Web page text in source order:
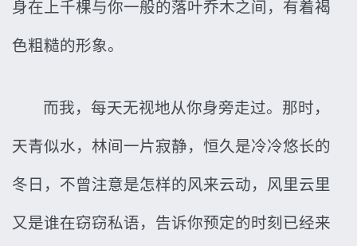
身在上千棵与你一般的落叶乔木之间，有着褐
色粗糙的形象。
而我，每天无视地从你身旁走过。那时，
天青似水，林间一片寂静，恒久是冷冷悠长的
冬日，不曾注意是怎样的风来云动，风里云里
又是谁在窃窃私语，告诉你预定的时刻已经来